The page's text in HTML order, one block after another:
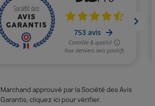
Marchand approuvé par la Société des Avis
Garantis, cliquez ici pour vérifier.